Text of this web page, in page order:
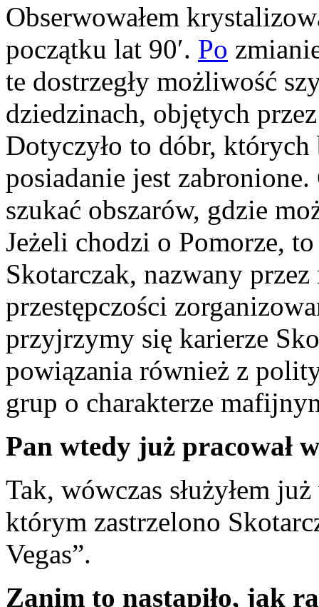
Obserwowałem
początku lat 90′. Po
te dostrzegły możliwość
dziedzinach, objętych
Dotyczyło to dóbr, których
posiadanie jest zabronione.
szukać obszarów, gdzie
Jeżeli chodzi o Pomorze,
Skotarczak, nazwany
przestępczości
przyjrzymy się karierze
powiązania również z
grup o charakterze
Pan wtedy już pracował
Tak, wówczas służyłem
którym zastrzelono
Vegas”.
Zanim to nastąpiło, jak